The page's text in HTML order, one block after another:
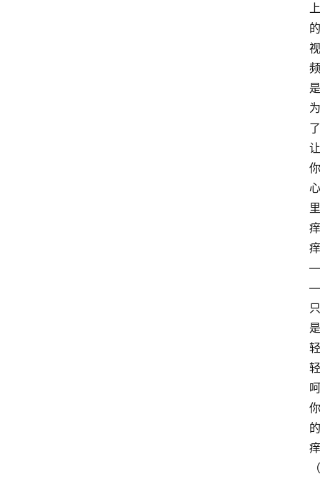
上
的
视
频
是
为
了
让
你
心
里
痒
痒
—
—
只
是
轻
轻
呵
你
的
痒
（